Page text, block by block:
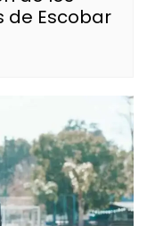
de Escobar